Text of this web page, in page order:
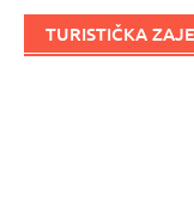
TURISTIČKA